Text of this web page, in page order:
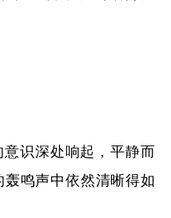
识深处响起，平静而
鸣声中依然清晰得如